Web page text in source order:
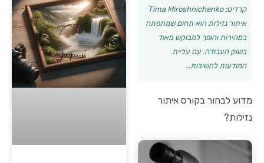
קרדיט: Tima Miroshnichenko
איתור נזילות הוא תחום שמתפתח
במהירות והופך למבוקש מאוד
בשוק העבודה. עם עליית
המודעות לחשיבות…
מדוע לבחור בקורס איתור
נזילות?